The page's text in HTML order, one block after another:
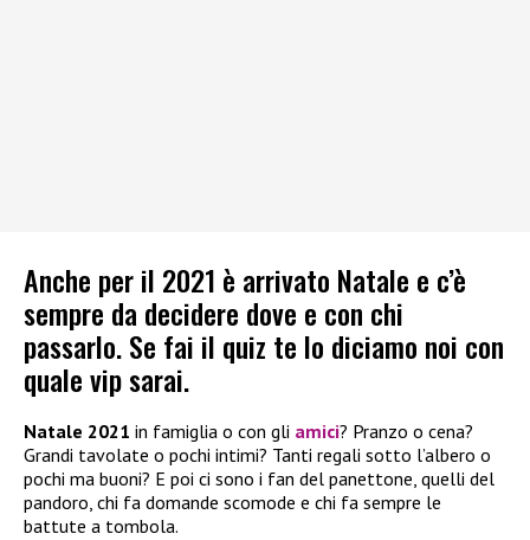
Anche per il 2021 è arrivato Natale e c’è
sempre da decidere dove e con chi
passarlo. Se fai il quiz te lo diciamo noi con
quale vip sarai.
Natale 2021 in famiglia o con gli amici? Pranzo o cena?
Grandi tavolate o pochi intimi? Tanti regali sotto l’albero o
pochi ma buoni? E poi ci sono i fan del panettone, quelli del
pandoro, chi fa domande scomode e chi fa sempre le
battute a tombola.